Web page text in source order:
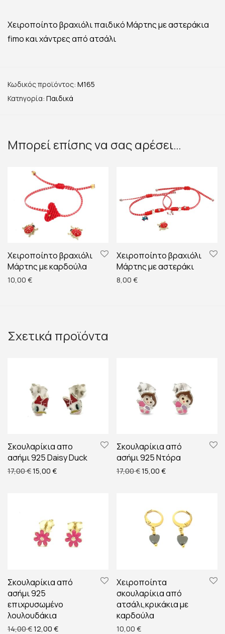
Χειροποίητο βραχιόλι παιδικό Μάρτης με αστεράκια
fimo και χάντρες από ατσάλι
Κωδικός προϊόντος: M165
Κατηγορία: Παιδικά
Μπορεί επίσης να σας αρέσει…
Χειροποίητο βραχιόλι
Μάρτης με καρδούλα
10,00 €
Χειροποίητο βραχιόλι
Μάρτης με αστεράκι
8,00 €
Σχετικά προϊόντα
Σκουλαρίκια απο
ασήμι 925 Daisy Duck
17,00€Original price was: 17,00 €.
15,00 €Η τρέχουσα τιμή είναι: 15,00 €.
Σκουλαρίκια από
ασήμι 925 Ντόρα
17,00€Original price was: 17,00
15,00 €Η τρέχουσα τιμή
Σκουλαρίκια από
ασήμι 925
επιχρυσωμένο
λουλουδάκια
14,00€Original price was: 14,00 €.
12,00 €Η τρέχουσα τιμή είναι: 12,00 €.
Χειροποίητα
σκουλαρίκια από
ατσάλι,κρικάκια με
καρδούλα
10,00 €